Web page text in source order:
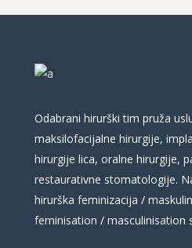
Odabrani hirurški tim pruža
maksilofacijalne hirurgije,
hirurgije lica, oralne hirurgije,
restaurativne stomatologije.
hirurška feminizacija /
feminisation / masculinisation